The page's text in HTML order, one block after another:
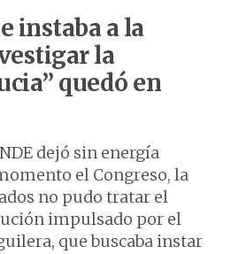
instaba a la
la
quedó en
dejó sin energía
el Congreso, la
no pudo tratar el
impulsado por el
que buscaba instar